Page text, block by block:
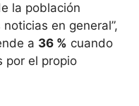
la población
en general”,
a 36 % cuando
por el propio